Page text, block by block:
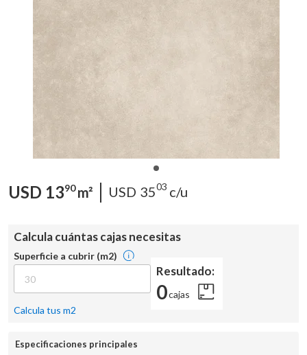
USD 1390 m² USD 3503 c/u
Calcula cuántas cajas necesitas
Superficie a cubrir (m2)
Calcula tus m2
Resultado:
0cajas
Especificaciones principales